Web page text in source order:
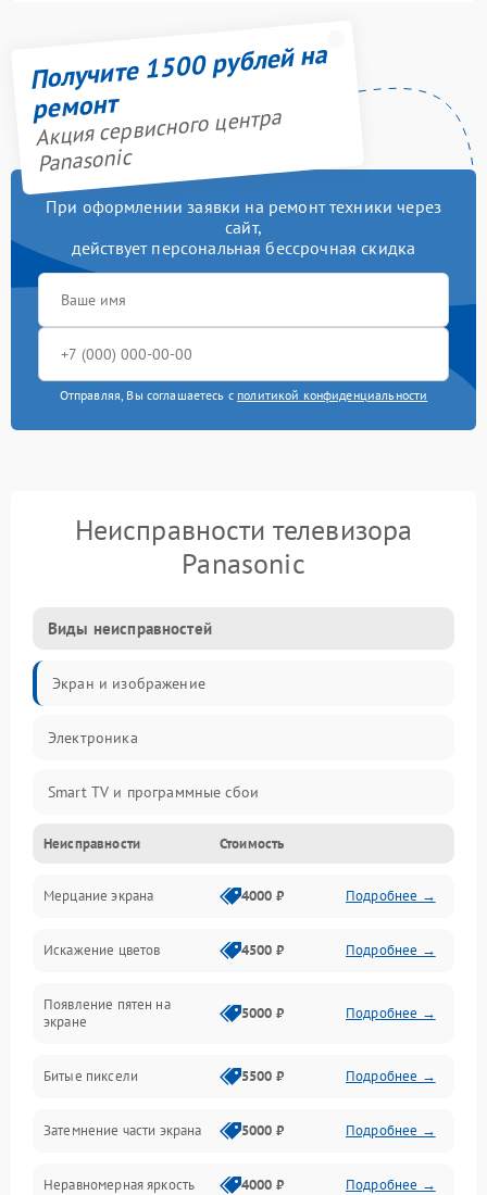
Получите 1500 рублей на
ремонт
Акция сервисного центра
Panasonic
При оформлении заявки на ремонт техники через
сайт,
действует персональная бессрочная скидка
Отправляя, Вы соглашаетесь с политикой конфиденциальности
Неисправности телевизора
Panasonic
Виды неисправностей
Экран и изображение
Электроника
Smart TV и программные сбои
Питание и запуск
Подсветка и LED-модули
Звук и аудиосистема
Сигнал и приём каналов
Механические повреждения
Программное обеспечение
Неисправности Стоимость
Мерцание экрана 4000 ₽ Подробнее →
Искажение цветов 4500 ₽ Подробнее →
Появление пятен на
экране
5000 ₽ Подробнее →
Битые пиксели 5500 ₽ Подробнее →
Затемнение части экрана 5000 ₽ Подробнее →
Неравномерная яркость 4000 ₽ Подробнее →